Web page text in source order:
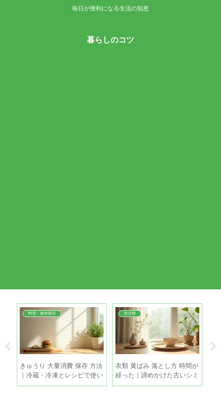
毎日が便利になる生活の知恵
暮らしのコツ
料理・食材保存
きゅうり 大量消費 保存 方法
｜冷蔵・冷凍とレシピで使い
きるコツ
未分類
衣類 黄ばみ 落とし方 時間が
経った｜諦めかけた古いシミ
も家庭で復活させる方法